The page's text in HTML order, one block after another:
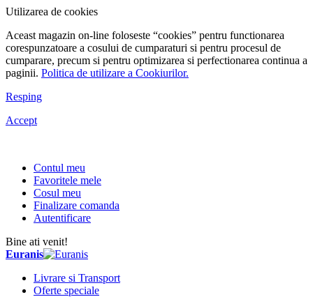
Utilizarea de cookies
Aceast magazin on-line foloseste “cookies” pentru functionarea
corespunzatoare a cosului de cumparaturi si pentru procesul de
cumparare, precum si pentru optimizarea si perfectionarea continua a
paginii. Politica de utilizare a Cookiurilor.
Resping
Accept
Contul meu
Favoritele mele
Cosul meu
Finalizare comanda
Autentificare
Bine ati venit!
Euranis
Livrare si Transport
Oferte speciale